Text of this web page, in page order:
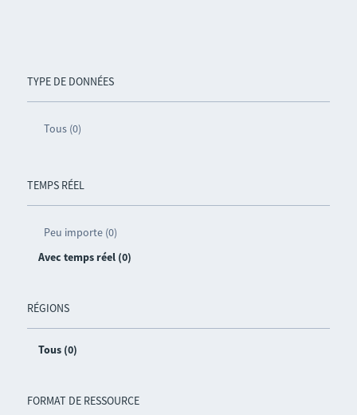
TYPE DE DONNÉES
Tous (0)
TEMPS RÉEL
Peu importe (0)
Avec temps réel (0)
RÉGIONS
Tous (0)
FORMAT DE RESSOURCE